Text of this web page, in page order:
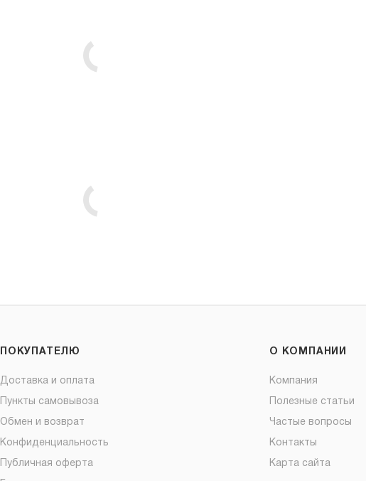
ПОКУПАТЕЛЮ
Доставка и оплата
Пункты самовывоза
Обмен и возврат
Конфиденциальность
Публичная оферта
О КОМПАНИИ
Компания
Полезные статьи
Частые вопросы
Контакты
Карта сайта